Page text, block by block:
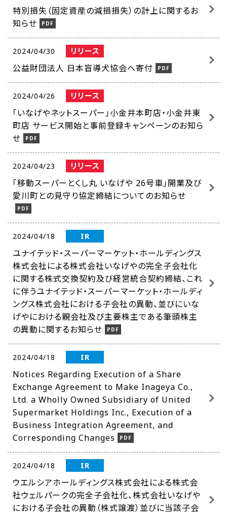
特別損失（固定資産の減損損失）の計上に関するお
知らせ
2024/04/30 リリース
公益財団法人 日本盲導犬協会へ寄付
2024/04/26 リリース
「いなげやネットスーパー」小金井本町店・小金井東
町店 サービス開始と事前登録キャンペーンのお知ら
せ
2024/04/23 リリース
「移動スーパーとくし丸 いなげや 26号車」開業及び
愛川町との見守り協定締結についてのお知らせ
2024/04/18 IR
ユナイテッド・スーパーマーケット・ホールディングス
株式会社による株式会社いなげやの完全子会社化
に関する株式交換契約及び経営統合契約締結、これ
に伴うユナイテッド・スーパーマーケット・ホールディ
ングス株式会社における子会社の異動、並びにいな
げやにおける親会社及び主要株主である筆頭株主
の異動に関するお知らせ
2024/04/18 IR
Notices Regarding Execution of a Share
Exchange Agreement to Make Inageya Co.,
Ltd. a Wholly Owned Subsidiary of United
Supermarket Holdings Inc., Execution of a
Business Integration Agreement, and
Corresponding Changes
2024/04/18 IR
ウエルシアホールディングス株式会社による株式会
社ウェルパークの完全子会社化、株式会社いなげや
における子会社の異動（株式譲渡）並びに当該子会